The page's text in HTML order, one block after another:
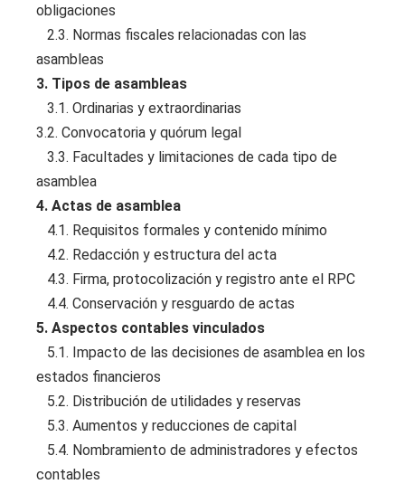
obligaciones
2.3. Normas fiscales relacionadas con las
asambleas
3. Tipos de asambleas
3.1. Ordinarias y extraordinarias
3.2. Convocatoria y quórum legal
3.3. Facultades y limitaciones de cada tipo de
asamblea
4. Actas de asamblea
4.1. Requisitos formales y contenido mínimo
4.2. Redacción y estructura del acta
4.3. Firma, protocolización y registro ante el RPC
4.4. Conservación y resguardo de actas
5. Aspectos contables vinculados
5.1. Impacto de las decisiones de asamblea en los
estados financieros
5.2. Distribución de utilidades y reservas
5.3. Aumentos y reducciones de capital
5.4. Nombramiento de administradores y efectos
contables